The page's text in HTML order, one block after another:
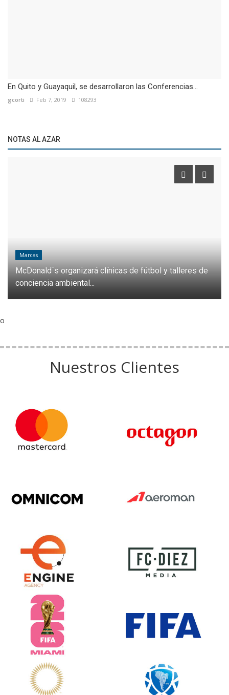
En Quito y Guayaquil, se desarrollaron las Conferencias...
gcorti Feb 7, 2019 108293
NOTAS AL AZAR
Marcas
McDonald´s organizará clínicas de fútbol y talleres de
conciencia ambiental...
o
Nuestros Clientes